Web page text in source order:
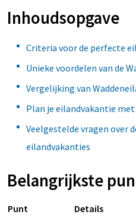
Inhoudsopgave
Criteria voor de perfecte
Unieke voordelen van de
Vergelijking van
Plan je eilandvakantie
Veelgestelde vragen over
eilandvakanties
Belangrijkste
Punt Details